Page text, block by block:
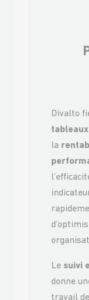
Divalto
la
Le suivi
donne
travail